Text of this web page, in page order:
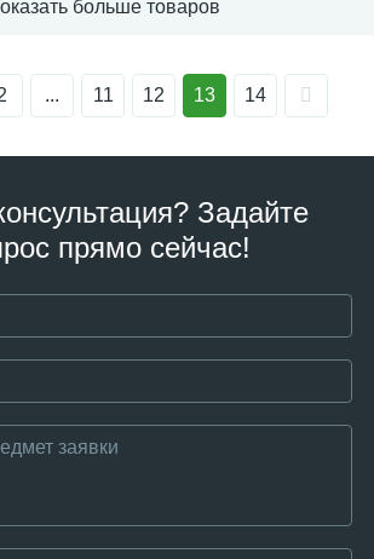
больше товаров
... 11 12 13 14
Задайте
прямо сейчас!